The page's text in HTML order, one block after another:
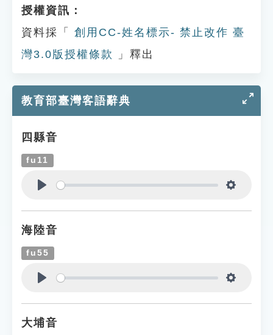
授權資訊：
資料採「
創用CC-姓名標示- 禁止改作 臺
灣3.0版授權條款
」釋出
教育部臺灣客語辭典
四縣音
fu11
海陸音
fu55
大埔音